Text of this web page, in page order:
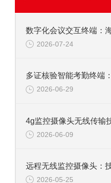
2026-07-24
2026-06-29
2026-06-09
2026-05-25